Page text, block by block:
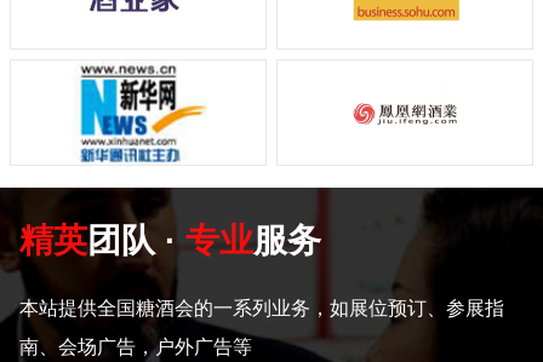
精英团队 · 专业服务
本站提供全国糖酒会的一系列业务，如展位预订、参展指
南、会场广告，户外广告等